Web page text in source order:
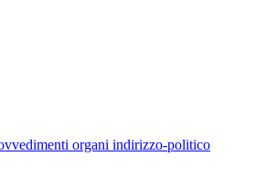
organi indirizzo-politico